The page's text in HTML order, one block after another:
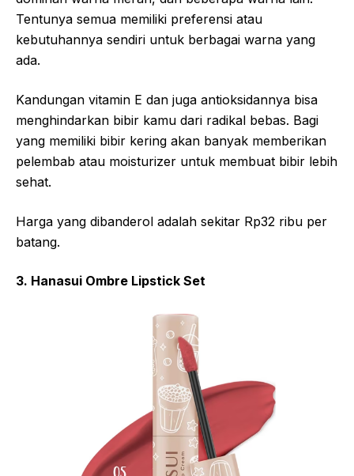
Tentunya semua memiliki preferensi atau
kebutuhannya sendiri untuk berbagai warna yang
ada.
Kandungan vitamin E dan juga antioksidannya bisa
menghindarkan bibir kamu dari radikal bebas. Bagi
yang memiliki bibir kering akan banyak memberikan
pelembab atau moisturizer untuk membuat bibir lebih
sehat.
Harga yang dibanderol adalah sekitar Rp32 ribu per
batang.
3. Hanasui Ombre Lipstick Set